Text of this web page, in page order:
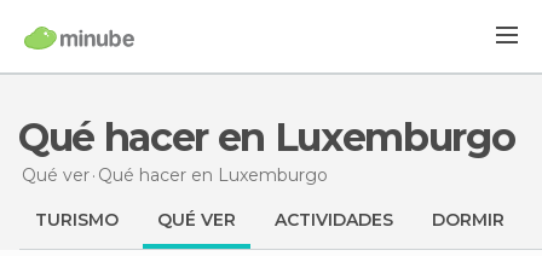
Qué hacer en Luxemburgo
Qué ver Qué hacer en Luxemburgo
TURISMO QUÉ VER ACTIVIDADES DORMIR